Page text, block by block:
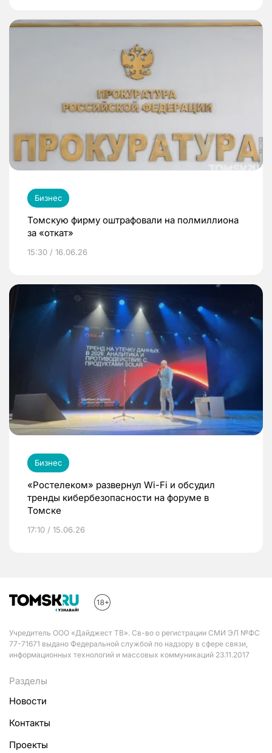
Бизнес
Томскую фирму оштрафовали на полмиллиона
за «откат»
15:30 / 16.06.26
Бизнес
«Ростелеком» развернул Wi-Fi и обсудил
тренды кибербезопасности на форуме в
Томске
17:10 / 15.06.26
Учредитель ООО «Дайджест ТВ». Св-во о регистрации СМИ ЭЛ №ФС
77-71671 выдано Федеральной службой по надзору в сфере связи,
информационных технологий и массовых коммуникаций 23.11.2017
Разделы
Новости
Контакты
Проекты